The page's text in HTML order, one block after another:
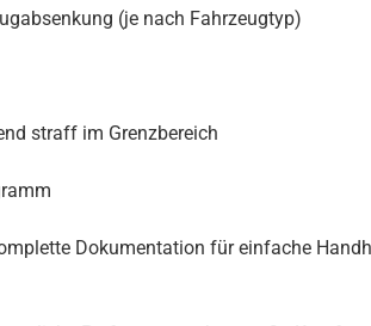
(je nach Fahrzeugtyp)
straff im Grenzbereich
Dokumentation für einfache